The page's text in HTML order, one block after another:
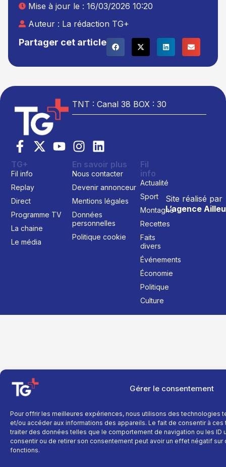
Gérer le consentement
Pour offrir les meilleures expériences, nous utilisons des technologies
et/ou accéder aux informations des appareils. Le fait de consentir à
traiter des données telles que le comportement de navigation ou les ID
consentir ou de retirer son consentement peut avoir un effet négatif
fonctions.
Partager cet article
Mise à jour le : 16/03/2026 10:20
Auteur : La rédaction TG+
TNT : Canal 38 BOX : 30
Site réalisé par
L’agence
TG+
Fil info
Replay
Direct
Programme TV
La chaine
Le média
En savoir plus
Nous contacter
Devenir annonceur
Mentions légales
Données
personnelles
Politique cookie
Fil
info
Actualité
Sport
Montagne
Recettes
Faits
divers
Événements
Économie
Politique
Culture